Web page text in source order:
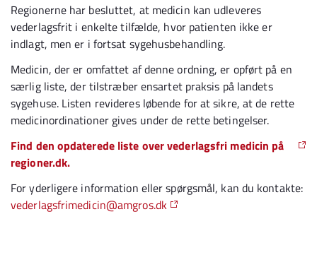
Regionerne har besluttet, at medicin kan udleveres
vederlagsfrit i enkelte tilfælde, hvor patienten ikke er
indlagt, men er i fortsat sygehusbehandling.
Medicin, der er omfattet af denne ordning, er opført på en
særlig liste, der tilstræber ensartet praksis på landets
sygehuse. Listen revideres løbende for at sikre, at de rette
medicinordinationer gives under de rette betingelser.
Find den opdaterede liste over vederlagsfri medicin på
regioner.dk.
For yderligere information eller spørgsmål, kan du kontakte:
vederlagsfrimedicin@amgros.dk